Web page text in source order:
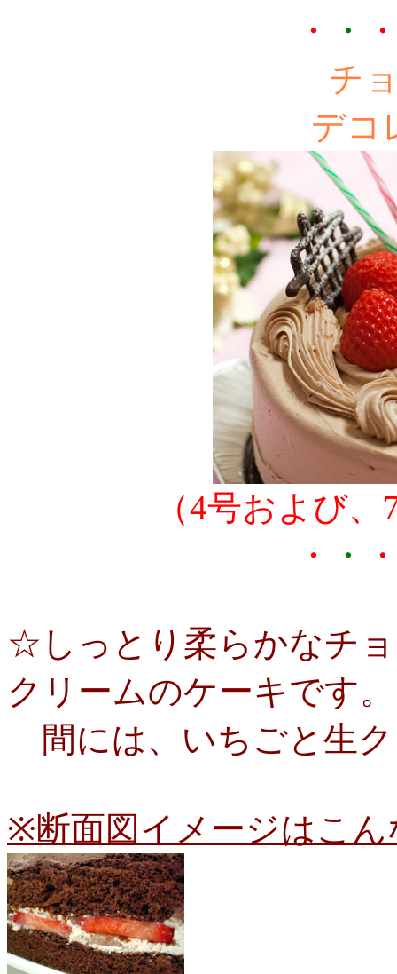
・ ・
チ
デコ
（4号および、
・
・
☆しっとり柔らかなチ
クリームのケーキです。
間には、いちごと生
※断面図イメージはこん